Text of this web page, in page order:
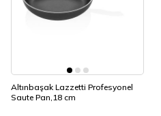
Altınbaşak Lazzetti Profesyonel
Saute Pan,18 cm